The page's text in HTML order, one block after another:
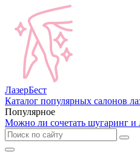
ЛазерБест
Каталог популярных салонов
Популярное
Можно ли сочетать шугаринг